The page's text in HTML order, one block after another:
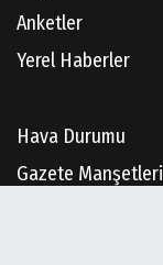
Anketler
Yerel Haberler
Hava Durumu
Gazete Manşetleri